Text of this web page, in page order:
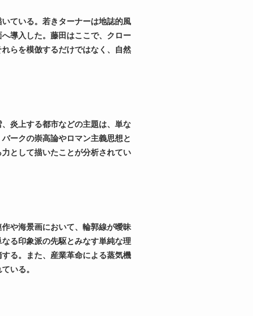
ている。若きターナーは地誌的風
導入した。藤田はここで、クロー
らを模倣するだけではなく、自然
炎上する都市などの主題は、単な
ークの崇高論やロマン主義思想と
として描いたことが分析されてい
や海景画において、輪郭線が曖昧
る印象派の先駆とみなす単純な理
る。また、産業革命による蒸気機
いる。